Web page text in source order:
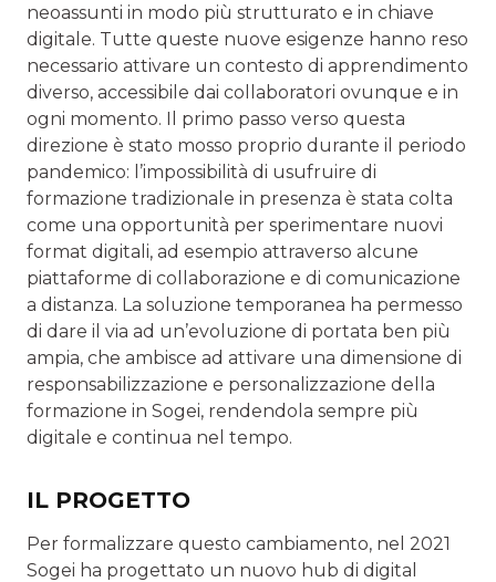
neoassunti in modo più strutturato e in chiave
digitale. Tutte queste nuove esigenze hanno reso
necessario attivare un contesto di apprendimento
diverso, accessibile dai collaboratori ovunque e in
ogni momento. Il primo passo verso questa
direzione è stato mosso proprio durante il periodo
pandemico: l’impossibilità di usufruire di
formazione tradizionale in presenza è stata colta
come una opportunità per sperimentare nuovi
format digitali, ad esempio attraverso alcune
piattaforme di collaborazione e di comunicazione
a distanza. La soluzione temporanea ha permesso
di dare il via ad un’evoluzione di portata ben più
ampia, che ambisce ad attivare una dimensione di
responsabilizzazione e personalizzazione della
formazione in Sogei, rendendola sempre più
digitale e continua nel tempo.
IL PROGETTO
Per formalizzare questo cambiamento, nel 2021
Sogei ha progettato un nuovo hub di digital